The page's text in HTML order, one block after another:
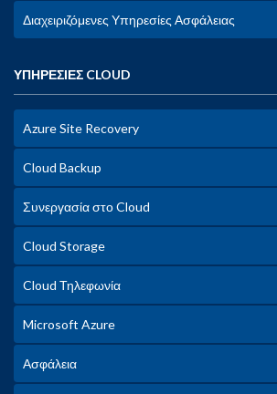
Διαχειριζόμενες Υπηρεσίες Ασφάλειας
ΥΠΗΡΕΣΙΕΣ CLOUD
Azure Site Recovery
Cloud Backup
Συνεργασία στο Cloud
Cloud Storage
Cloud Τηλεφωνία
Microsoft Azure
Ασφάλεια